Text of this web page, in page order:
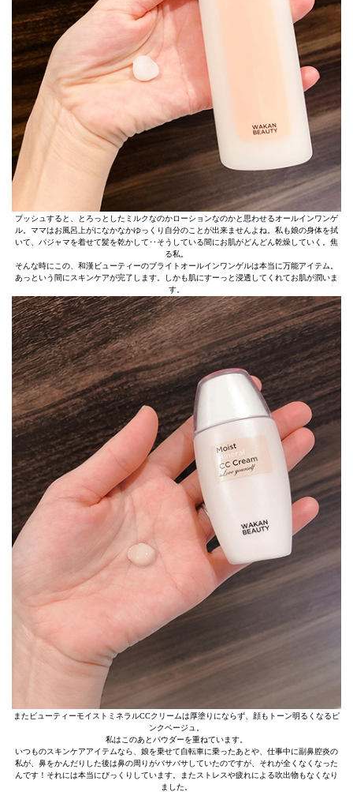
プッシュすると、とろっとしたミルクなのかローションなのかと思わせるオールインワンゲ
ル。ママはお風呂上がになかなかゆっくり自分のことが出来ませんよね。私も娘の身体を拭
いて、パジャマを着せて髪を乾かして‥そうしている間にお肌がどんどん乾燥していく。焦
る私。
そんな時にこの、和漢ビューティーのブライトオールインワンゲルは本当に万能アイテム。
あっという間にスキンケアが完了します。しかも肌にすーっと浸透してくれてお肌が潤いま
す。
またビューティーモイストミネラルCCクリームは厚塗りにならず、顔もトーン明るくなるピ
ンクベージュ。
私はこのあとパウダーを重ねています。
いつものスキンケアアイテムなら、娘を乗せて自転車に乗ったあとや、仕事中に副鼻腔炎の
私が、鼻をかんだりした後は鼻の周りがバサバサしていたのですが、それが全くなくなった
んです！それには本当にびっくりしています。またストレスや疲れによる吹出物もなくなり
ました。